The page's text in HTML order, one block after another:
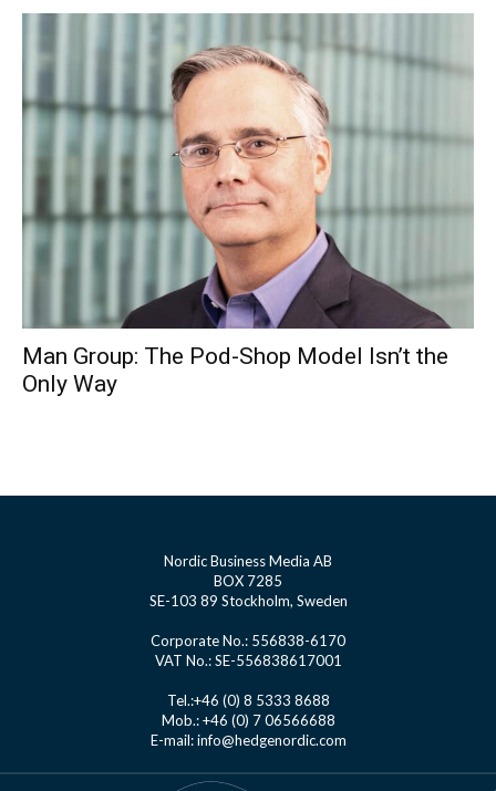
Man Group: The Pod-Shop Model Isn’t the
Only Way
Nordic Business Media AB
BOX 7285
SE-103 89 Stockholm, Sweden
Corporate No.: 556838-6170
VAT No.: SE-556838617001
Tel.:+46 (0) 8 5333 8688
Mob.: +46 (0) 7 06566688
E-mail: info@hedgenordic.com